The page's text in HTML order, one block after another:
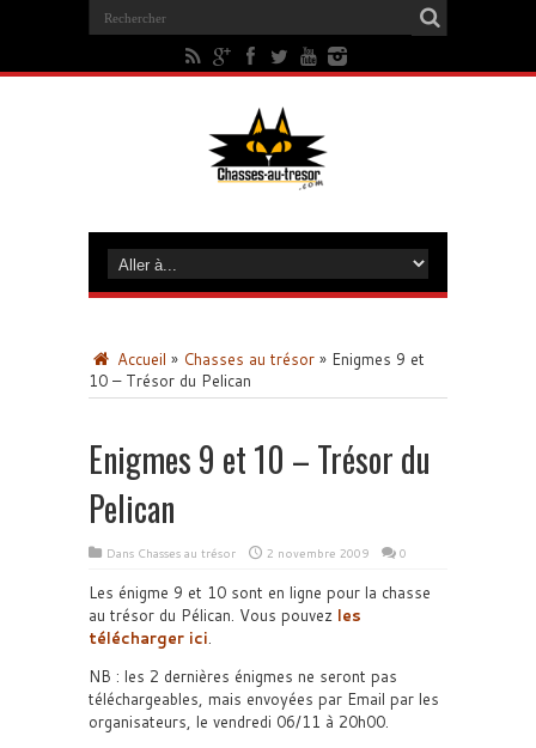
Accueil » Chasses au trésor » Enigmes 9 et
10 – Trésor du Pelican
Enigmes 9 et 10 – Trésor du
Pelican
Dans Chasses au trésor 2 novembre 2009 0
Les énigme 9 et 10 sont en ligne pour la chasse
au trésor du Pélican. Vous pouvez les
télécharger ici.
NB : les 2 dernières énigmes ne seront pas
téléchargeables, mais envoyées par Email par les
organisateurs, le vendredi 06/11 à 20h00.